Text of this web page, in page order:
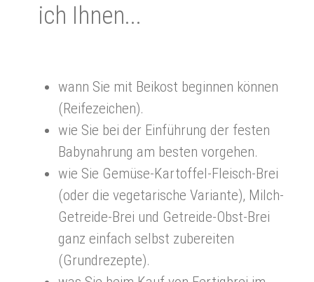
ich Ihnen...
wann Sie mit Beikost beginnen können
(Reifezeichen).
wie Sie bei der Einführung der festen
Babynahrung am besten vorgehen.
wie Sie Gemüse-Kartoffel-Fleisch-Brei
(oder die vegetarische Variante), Milch-
Getreide-Brei und Getreide-Obst-Brei
ganz einfach selbst zubereiten
(Grundrezepte).